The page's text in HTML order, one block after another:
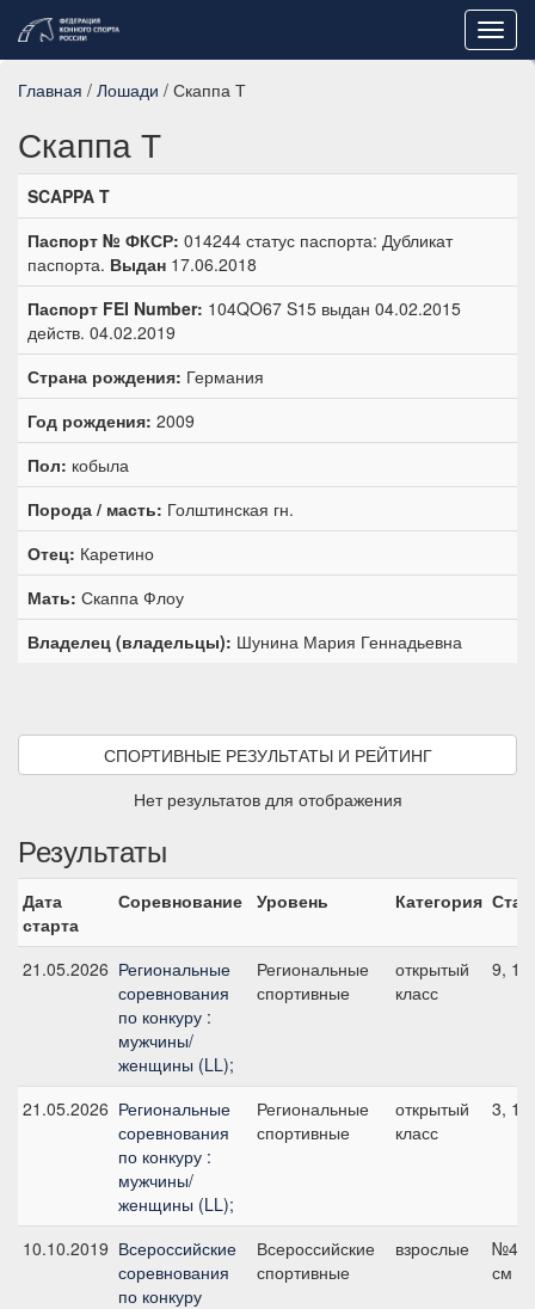
Главная / Лошади / Скаппа Т
Скаппа Т
SCAPPA T
Паспорт № ФКСР: 014244 статус паспорта: Дубликат
паспорта. Выдан 17.06.2018
Паспорт FEI Number: 104QO67 S15 выдан 04.02.2015
действ. 04.02.2019
Страна рождения: Германия
Год рождения: 2009
Пол: кобыла
Порода / масть: Голштинская гн.
Отец: Каретино
Мать: Скаппа Флоу
Владелец (владельцы): Шунина Мария Геннадьевна
СПОРТИВНЫЕ РЕЗУЛЬТАТЫ И РЕЙТИНГ
Нет результатов для отображения
Результаты
Дата
старта
Соревнование Уровень Категория
21.05.2026 Региональные
соревнования
по конкуру :
мужчины/
женщины (LL);
Региональные
спортивные
открытый
класс
9,
21.05.2026 Региональные
соревнования
по конкуру :
мужчины/
женщины (LL);
Региональные
спортивные
открытый
класс
3,
10.10.2019 Всероссийские
соревнования
по конкуру
Всероссийские
спортивные
взрослые
№4
см